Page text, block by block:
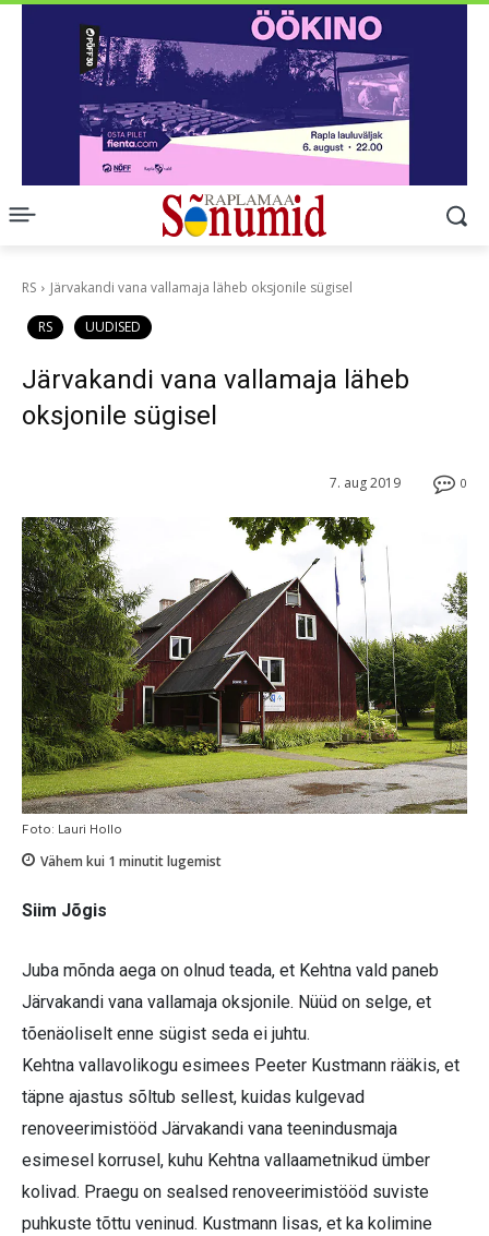
RS Järvakandi vana vallamaja läheb oksjonile sügisel
RS UUDISED
Järvakandi vana vallamaja läheb
oksjonile sügisel
0
7. aug 2019
Foto: Lauri Hollo
Vähem kui 1 minutit lugemist
Siim Jõgis
Juba mõnda aega on olnud teada, et Kehtna vald paneb
Järvakandi vana vallamaja oksjonile. Nüüd on selge, et
tõenäoliselt enne sügist seda ei juhtu.
Kehtna vallavolikogu esimees Peeter Kustmann rääkis, et
täpne ajastus sõltub sellest, kuidas kulgevad
renoveerimistööd Järvakandi vana teenindusmaja
esimesel korrusel, kuhu Kehtna vallaametnikud ümber
kolivad. Praegu on sealsed renoveerimistööd suviste
puhkuste tõttu veninud. Kustmann lisas, et ka kolimine